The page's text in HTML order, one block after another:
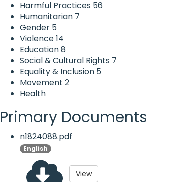
Harmful Practices 56
Humanitarian 7
Gender 5
Violence14
Education8
Social & Cultural Rights 7
Equality & Inclusion 5
Movement 2
Health
Primary Documents
n1824088.pdf
English
View